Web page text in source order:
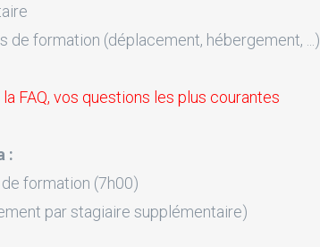
de formation (déplacement, hébergement, ...)
FAQ, vos questions les plus courantes
:
formation (7h00)
par stagiaire supplémentaire)